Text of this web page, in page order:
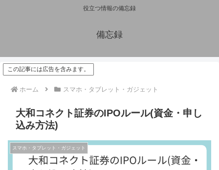
役立つ情報の備忘録
備忘録
この記事には広告を含みます。
ホーム スマホ・タブレット・ガジェット
大和コネクト証券のIPOルール(資金・申し
込み方法)
スマホ・タブレット・ガジェット